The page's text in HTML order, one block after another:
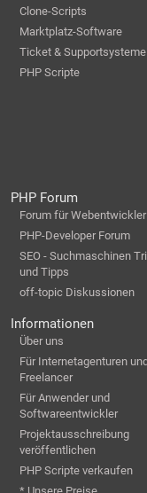
Clone-Scripts
Marktplatz-Software
Ticket & Supportsysteme
PHP Scripte
PHP Forum
Forum für Webentwickler
PHP-Developer Forum
SEO - Suchmaschinen
und Tipps
off-topic Diskussionen
Informationen
Über uns
Für Internetagenturen
Freelancer
Für Anwender und
Softwareentwickler
Projektausschreibung
veröffentlichen
PHP Scripte verkaufen